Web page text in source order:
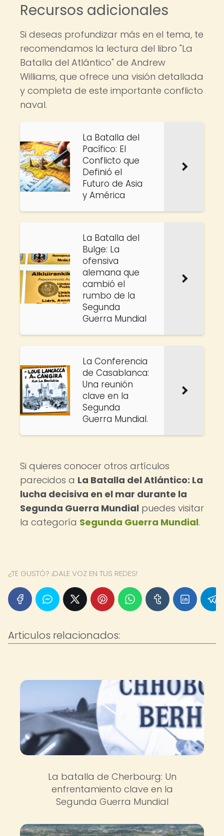
Recursos adicionales
Si deseas profundizar más en el tema, te
recomendamos la lectura del libro "La
Batalla del Atlántico" de Andrew
Williams, que ofrece una visión detallada
y completa de este importante conflicto
naval.
La Batalla del
Pacífico: El
Conflicto que
Definió el
Futuro de Asia
y América
La Batalla del
Bulge: La
ofensiva
alemana que
cambió el
rumbo de la
Segunda
Guerra Mundial
La Conferencia
de Casablanca:
Una reunión
clave en la
Segunda
Guerra Mundial.
Si quieres conocer otros artículos
parecidos a La Batalla del Atlántico: La
lucha decisiva en el mar durante la
Segunda Guerra Mundial puedes visitar
la categoría Segunda Guerra Mundial.
¿TE GUSTÓ? ¡DALE VOZ EN TUS REDES!
Articulos relacionados:
La batalla de Cherbourg: Un
enfrentamiento clave en la
Segunda Guerra Mundial